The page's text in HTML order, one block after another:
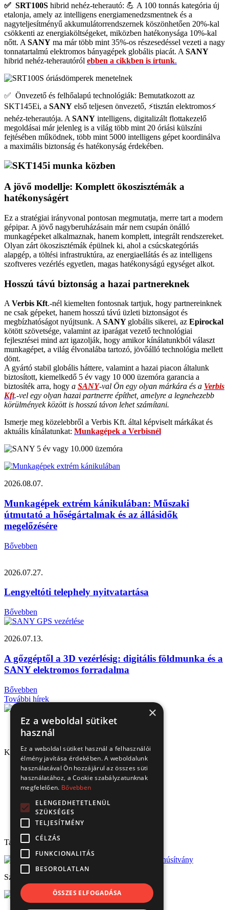
✅ SRT100S hibrid nehéz-teherautó: 💪 A 100 tonnás kategória új
etalonja, amely az intelligens energiamenedzsmentnek és a
nagyteljesítményű akkumulátorrendszernek köszönhetően 20%-kal
csökkenti az energiaköltségeket, miközben hatékonysága 10%-kal
nőtt. A SANY ma már több mint 35%-os részesedéssel vezeti a nagy
tonnatartalmú elektromos bányagépek globális piacát. A SANY
hibrid nehéz-teherautóról ebben a cikkben is írtunk.
✅ Önvezető és felhőalapú technológiák: Bemutatkozott az
SKT145Ei, a SANY első teljesen önvezető, ⚡️tisztán elektromos⚡️
nehéz-teherautója. A SANY intelligens, digitalizált flottakezelő
megoldásai már jelenleg is a világ több mint 20 óriási külszíni
fejtésében működnek, több mint 5000 intelligens gépet koordinálva
a maximális biztonság és hatékonyság érdekében.
A jövő modellje: Komplett ökoszisztémák a
hatékonyságért
Ez a stratégiai irányvonal pontosan megmutatja, merre tart a modern
gépipar. A jövő nagyberuházásain már nem csupán önálló
munkagépeket alkalmaznak, hanem komplett, integrált rendszereket.
Olyan zárt ökoszisztémák épülnek ki, ahol a csúcskategóriás
alapgép, a töltési infrastruktúra, az energiaellátás és az intelligens
szoftveres vezérlés egyetlen, magas hatékonyságú egységet alkot.
Hosszú távú biztonság a hazai partnereknek
A Verbis Kft.-nél kiemelten fontosnak tartjuk, hogy partnereinknek
ne csak gépeket, hanem hosszú távú üzleti biztonságot és
megbízhatóságot nyújtsunk. A SANY globális sikerei, az Epirockal
kötött szövetsége, valamint az iparágat vezető technológiai
fejlesztései mind azt igazolják, hogy amikor kínálatunkból választ
munkagépet, a világ élvonalába tartozó, jövőálló technológia mellett
dönt.
A gyártó stabil globális háttere, valamint a hazai piacon általunk
biztosított, kiemelkedő 5 év vagy 10 000 üzemóra garancia a
biztosíték arra, hogy a SANY-val Ön egy olyan márkára és a Verbis
Kft.-vel egy olyan hazai partnerre építhet, amelyre a legnehezebb
körülmények között is hosszú távon lehet számítani.
Ismerje meg közelebbről a Verbis Kft. által képviselt márkákat és
aktuális kínálatunkat: Munkagépek a Verbisnél
2026.08.07.
Munkagépek extrém kánikulában: Műszaki
útmutató a hőségártalmak és az állásidők
megelőzésére
Bővebben
2026.07.27.
Lengyeltóti telephely nyitvatartása
Bővebben
2026.07.13.
A gőzgéptől a 3D vezérlésig: digitális földmunka és a
SANY elektromos forradalma
Bővebben
További hírek
Kapcsolat
1151 Budapest, Mélyfúró u. 2/E.
3070 Bátonyterenye, Ózdi út 15.
8693 Lengyeltóti, Fonyódi u. 10.
6000 Kecskemét, Budai út 137.
Tel.: (+36) 1 306 3770
Email: verbis@verbis.hu
Tanúsítványaink
Széchenyi 2020
×
Ez a weboldal sütiket
használ
Ez a weboldal sütiket használ a felhasználói
élmény javítása érdekében. A weboldalunk
használatával Ön hozzájárul az összes süti
használatához, a Cookie szabályzatunknak
megfelelően. Bővebben
ELENGEDHETETLENÜL
SZÜKSÉGES
TELJESÍTMÉNY
CÉLZÁS
FUNKCIONALITÁS
BESOROLATLAN
ÖSSZES ELFOGADÁSA